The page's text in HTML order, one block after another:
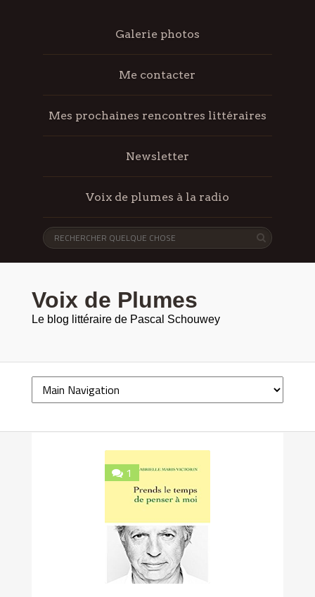
Galerie photos
Me contacter
Mes prochaines rencontres littéraires
Newsletter
Voix de plumes à la radio
Voix de Plumes
Le blog littéraire de Pascal Schouwey
1